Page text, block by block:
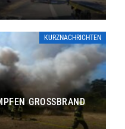
KURZNACHRICHTEN
GROSSBRAND B